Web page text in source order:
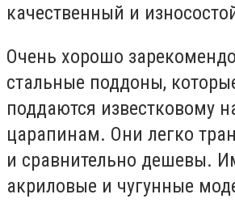
качественный и
Очень хорошо
стальные поддоны,
поддаются известковому
царапинам. Они легко
и сравнительно дешевы.
акриловые и чугунные